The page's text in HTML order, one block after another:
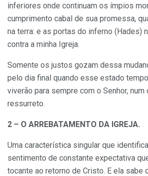
inferiores onde continuam os ímpios
cumprimento cabal de sua promessa,
na terra: e as portas do inferno (Hades)
contra a minha Igreja.
Somente os justos gozam dessa
pelo dia final quando esse estado
viverão para sempre com o Senhor,
ressurreto.
2 – O ARREBATAMENTO DA IGREJA.
Uma característica singular que
sentimento de constante expectativa
tocante ao retorno de Cristo. E ela sabe